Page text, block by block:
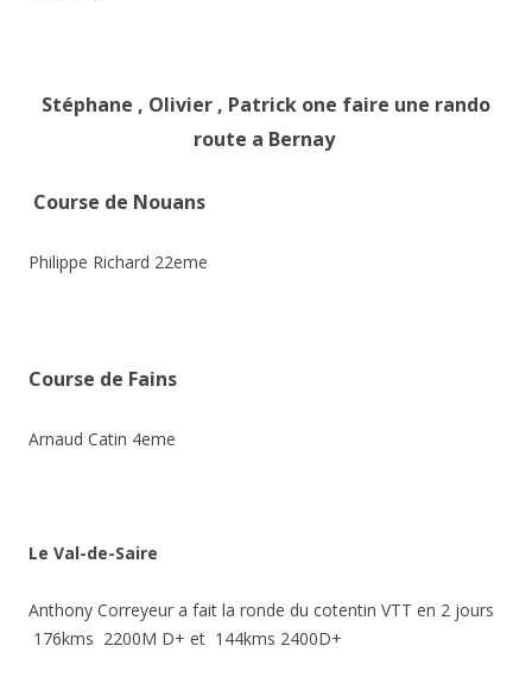
Stéphane , Olivier , Patrick one faire une rando
route a Bernay
Course de Nouans
Philippe Richard 22eme
Course de Fains
Arnaud Catin 4eme
Le Val-de-Saire
Anthony Correyeur a fait la ronde du cotentin VTT en 2 jours
176kms 2200M D+ et 144kms 2400D+